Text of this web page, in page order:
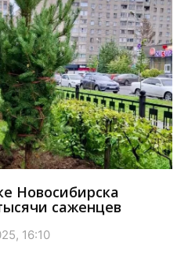
Новосибирска
саженцев
16:10